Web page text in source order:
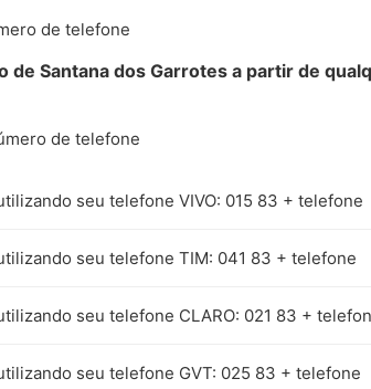
de telefone
de Santana dos Garrotes a partir de
de telefone
seu telefone VIVO: 015 83 + telefone
seu telefone TIM: 041 83 + telefone
seu telefone CLARO: 021 83 +
seu telefone GVT: 025 83 + telefone